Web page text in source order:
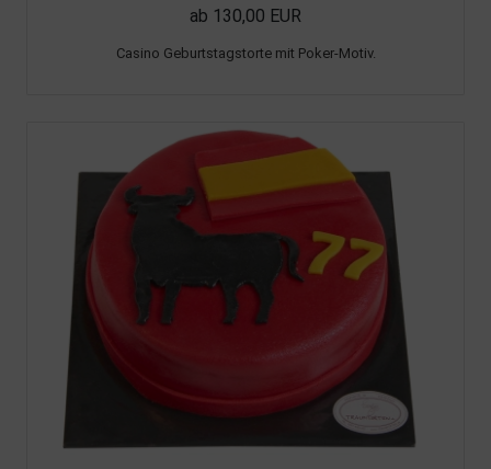
ab 130,00 EUR
Casino Geburtstagstorte mit Poker-Motiv.